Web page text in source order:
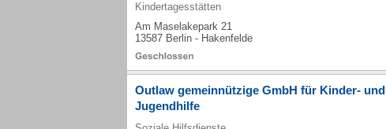
Kindertagesstätten
Am Maselakepark 21
13587 Berlin - Hakenfelde
Outlaw gemeinnützige GmbH für Kinder- und
Jugendhilfe